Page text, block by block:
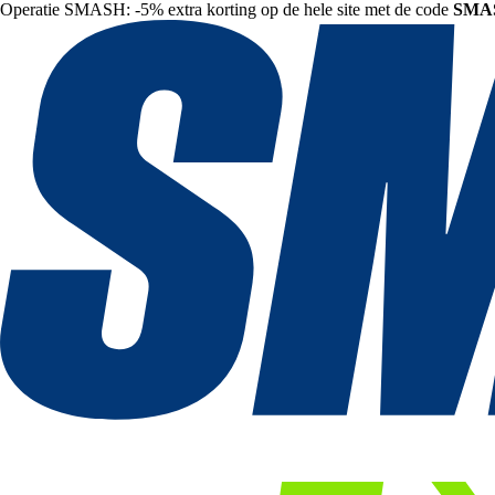
Operatie SMASH: -5% extra korting op de hele site met de code